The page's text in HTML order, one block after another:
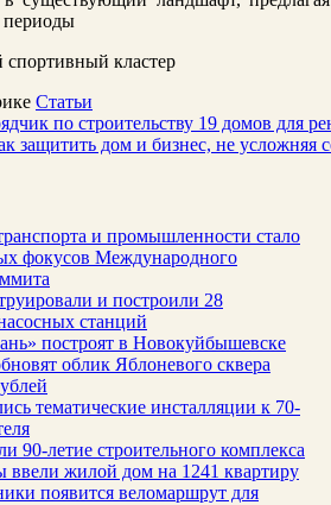
периоды
кластер
Статьи
по строительству 19 домов для
защитить дом и бизнес, не усложняя
и промышленности стало
фокусов Международного
и построили 28
станций
построят в Новокуйбышевске
облик Яблоневого сквера
тематические инсталляции к 70-
90-летие строительного комплекса
ввели жилой дом на 1241 квартиру
появится веломаршрут для